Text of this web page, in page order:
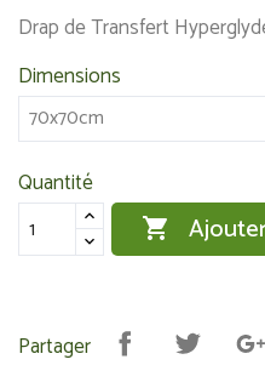
Drap de Transfert
Dimensions
Quantité

Partager